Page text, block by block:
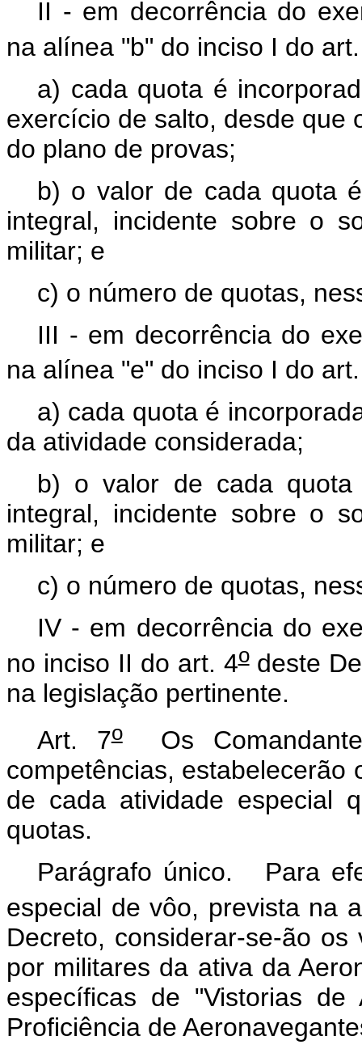
II - em decorrência do
na alínea "b" do inciso I do
a) cada quota é
exercício de salto, desde que
do plano de provas;
b) o valor de cada quota
integral, incidente sobre o
militar; e
c) o número de quotas,
III - em decorrência do
na alínea "e" do inciso I do
a) cada quota é
da atividade considerada;
b) o valor de cada
integral, incidente sobre o
militar; e
c) o número de quotas,
IV - em decorrência do
no inciso II do art. 4odeste
na legislação pertinente.
Art. 7oOs
competências, estabelecerão
de cada atividade especial
quotas.
Parágrafo único. Para
especial de vôo, prevista na
Decreto, considerar-se-ão
por militares da ativa da
específicas de "Vistorias de
Proficiência de